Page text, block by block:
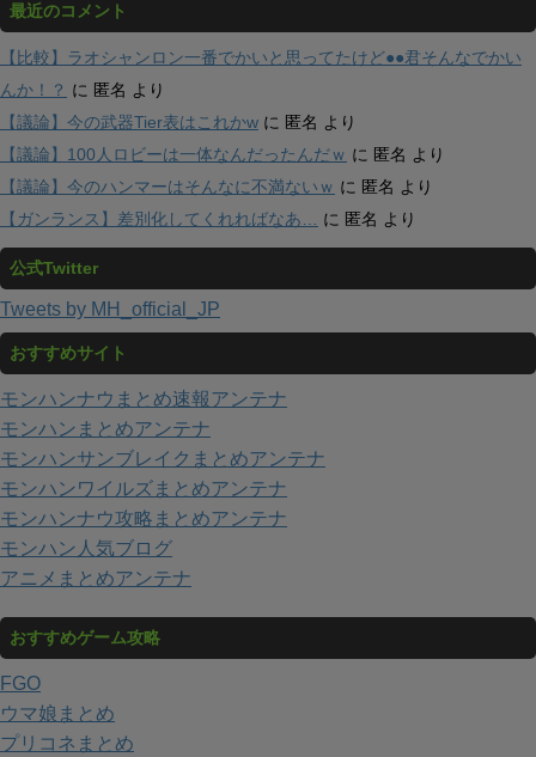
最近のコメント
【比較】ラオシャンロン一番でかいと思ってたけど●●君そんなでかい
んか！？ に 匿名 より
【議論】今の武器Tier表はこれかw に 匿名 より
【議論】100人ロビーは一体なんだったんだｗ に 匿名 より
【議論】今のハンマーはそんなに不満ないｗ に 匿名 より
【ガンランス】差別化してくれればなあ…
に 匿名 より
公式Twitter
Tweets by MH_official_JP
おすすめサイト
モンハンナウまとめ速報アンテナ
モンハンまとめアンテナ
モンハンサンブレイクまとめアンテナ
モンハンワイルズまとめアンテナ
モンハンナウ攻略まとめアンテナ
モンハン人気ブログ
アニメまとめアンテナ
おすすめゲーム攻略
FGO
ウマ娘まとめ
プリコネまとめ